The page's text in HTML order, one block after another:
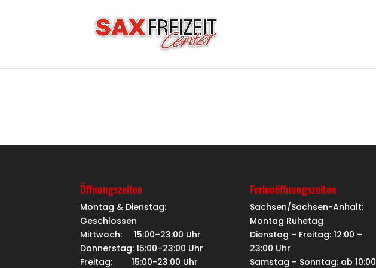
Öffnungszeiten
Montag & Dienstag:
Geschlossen
Mittwoch: 15:00–23:00 Uhr
Donnerstag: 15:00–23:00 Uhr
Freitag: 15:00-23:00 Uhr
Ferienöffnungszeiten
Sachsen/Sachsen-Anhalt:
Montag Ruhetag
Dienstag – Freitag: 12:00 –
23:00 Uhr
Samstag – Sonntag: ab 10:00